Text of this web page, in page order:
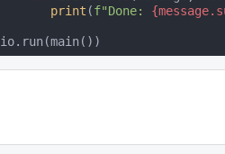
print (f"Done: